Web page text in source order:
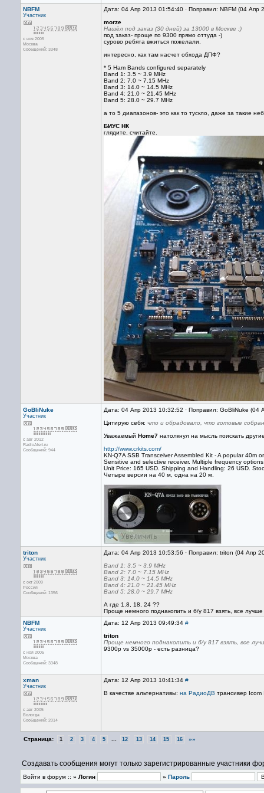
NBFM
Участник
с ноя 2005
Москва
Сообщений: 3348
Дата: 04 Апр 2013 01:54:40 · Поправил: NBFM (04 Апр
morze
Нашёл под заказ (30 дней) за 13000 в Москве :)
под заказ- проще по 9300 прямо оттуда -)
сурово ребята вжиться пожелали.
интересно, как там насчет обхода ДПФ?
* 5 Ham Bands configured separately
Band 1: 3.5 ~ 3.9 MHz
Band 2: 7.0 ~ 7.15 MHz
Band 3: 14.0 ~ 14.5 MHz
Band 4: 21.0 ~ 21.45 MHz
Band 5: 28.0 ~ 29.7 MHz
а то 5 диапазонов- это как то тускло, даже за такие
БИУС НК
глядите, считайте.
GoBliNuke
Участник
с авг 2012
RadioAlert.ru
Сообщений: 944
Дата: 04 Апр 2013 10:32:52 · Поправил: GoBliNuke (04
Цитирую себя: что и обрадовало, что готовые
Уважаемый Home7 натолкнул на мысль поискать
http://www.crkits.com/
KN-Q7A SSB Transceiver Assembled Kit - A popular
Sensitive and selective receiver. Multiple frequency
Unit Price: 165 USD. Shipping and Handling: 26 USD.
Четыре версии на 40 м, одна на 20 м.
triton
Участник
с окт 2009
Россия
Сообщений: 1356
Дата: 04 Апр 2013 10:53:56 · Поправил: triton (04 Апр
Band 1: 3.5 ~ 3.9 MHz
Band 2: 7.0 ~ 7.15 MHz
Band 3: 14.0 ~ 14.5 MHz
Band 4: 21.0 ~ 21.45 MHz
Band 5: 28.0 ~ 29.7 MHz
А где 1.8, 18, 24 ??
Проще немного поднакопить и б/у 817 взять, все лучше
NBFM
Участник
с ноя 2005
Москва
Сообщений: 3348
Дата: 12 Апр 2013 09:49:34 #
triton
Проще немного поднакопить и б/у 817 взять, все
9300р vs 35000р - есть разница?
xman
Участник
с авг 2005
Вологда
Сообщений: 2014
Дата: 12 Апр 2013 10:41:34 #
В качестве альтернативы: на РадиоДВ трансивер
Страница: 1 2 3 4 5 12 13 14 15 16 »»
Создавать сообщения могут только зарегистрированные участники
Войти в форум :: » Логин » Пароль